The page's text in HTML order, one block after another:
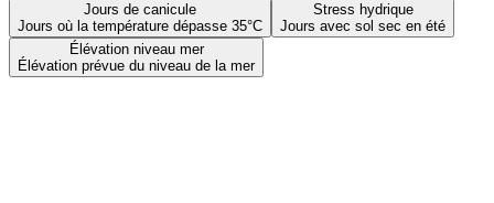
Jours de canicule
Jours où la température dépasse 35°C
Stress hydrique
Jours avec sol sec en été
Élévation niveau mer
Élévation prévue du niveau de la mer